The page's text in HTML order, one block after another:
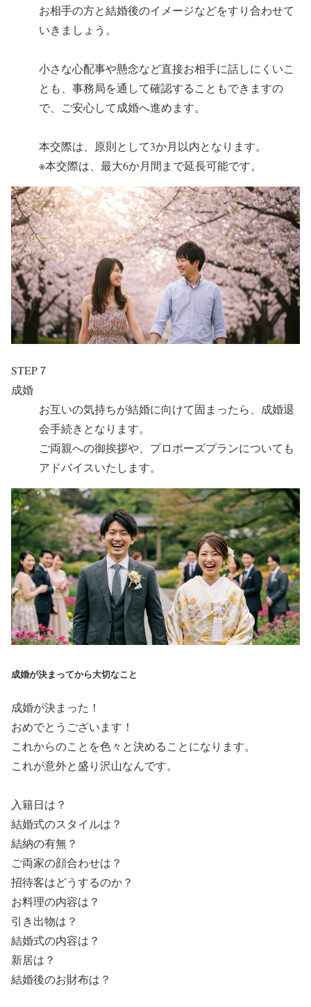
お相手の方と結婚後のイメージなどをすり合わせて
いきましょう。
小さな心配事や懸念など直接お相手に話しにくいこ
とも、事務局を通して確認することもできますの
で、ご安心して成婚へ進めます。
本交際は、原則として3か月以内となります。
※本交際は、最大6か月間まで延長可能です。
STEP７
成婚
お互いの気持ちが結婚に向けて固まったら、成婚退
会手続きとなります。
ご両親への御挨拶や、プロポーズプランについても
アドバイスいたします。
成婚が決まってから大切なこと
成婚が決まった！
おめでとうございます！
これからのことを色々と決めることになります。
これが意外と盛り沢山なんです。
入籍日は？
結婚式のスタイルは？
結納の有無？
ご両家の顔合わせは？
招待客はどうするのか？
お料理の内容は？
引き出物は？
結婚式の内容は？
新居は？
結婚後のお財布は？